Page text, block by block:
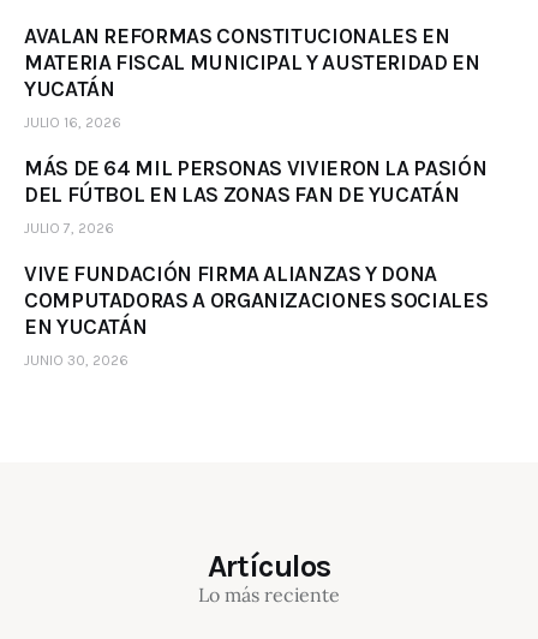
AVALAN REFORMAS CONSTITUCIONALES EN
MATERIA FISCAL MUNICIPAL Y AUSTERIDAD EN
YUCATÁN
JULIO 16, 2026
MÁS DE 64 MIL PERSONAS VIVIERON LA PASIÓN
DEL FÚTBOL EN LAS ZONAS FAN DE YUCATÁN
JULIO 7, 2026
VIVE FUNDACIÓN FIRMA ALIANZAS Y DONA
COMPUTADORAS A ORGANIZACIONES SOCIALES
EN YUCATÁN
JUNIO 30, 2026
Artículos
Lo más reciente